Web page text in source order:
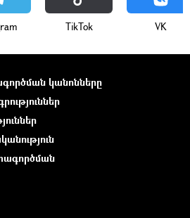
ТikТоk VK
կանոնները